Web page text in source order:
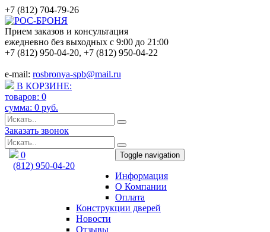
+7 (812) 704-79-26
Прием заказов и консультация
ежедневно без выходных с 9:00 до 21:00
+7 (812) 950-04-20, +7 (812) 950-04-22
e-mail: rosbronya-spb@mail.ru
В КОРЗИНЕ:
товаров: 0
сумма: 0 руб.
Заказать звонок
0
(812) 950-04-20
rosbronya-spb@mail.ru
Toggle navigation
Информация
О Компании
Оплата
Конструкции дверей
Новости
Отзывы